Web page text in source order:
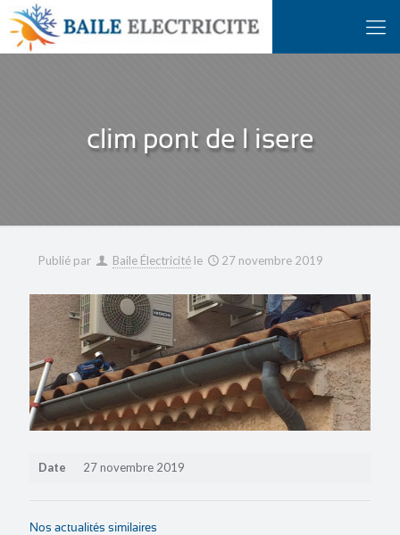
clim pont de l isere
Publié par Baile Électricité le 27 novembre 2019
Date 27 novembre 2019
Nos actualités similaires